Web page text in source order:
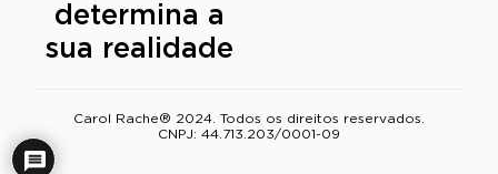
determina a
sua realidade
Carol Rache® 2024. Todos os direitos reservados.
CNPJ: 44.713.203/0001-09